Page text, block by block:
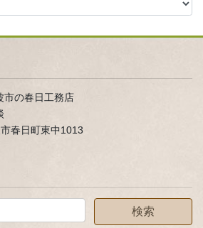
の春日工務店
春日町東中1013